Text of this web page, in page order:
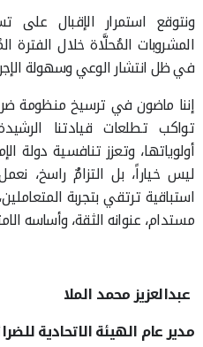
ونتوقع استمرار الإقبال
المشروبات المُحلَّاة خلال الفترة
في ظل انتشار الوعي وسهولة
إننا ماضون في ترسيخ منظومة
تواكب تطلعات قيادتنا
أولوياتها، وتعزز تنافسية دولة
ليس خياراً، بل التزامٌ راسخ،
استباقية ترتقي بتجربة
مستدام، عنوانه الثقة، وأساسه
عبدالعزيز محمد الملا
مدير عام الهيئة الاتحادية